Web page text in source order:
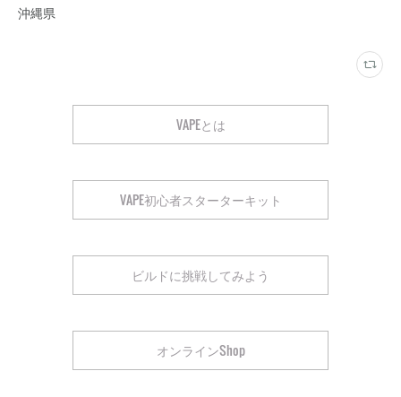
沖縄県
VAPEとは
VAPE初心者スターターキット
ビルドに挑戦してみよう
オンラインShop